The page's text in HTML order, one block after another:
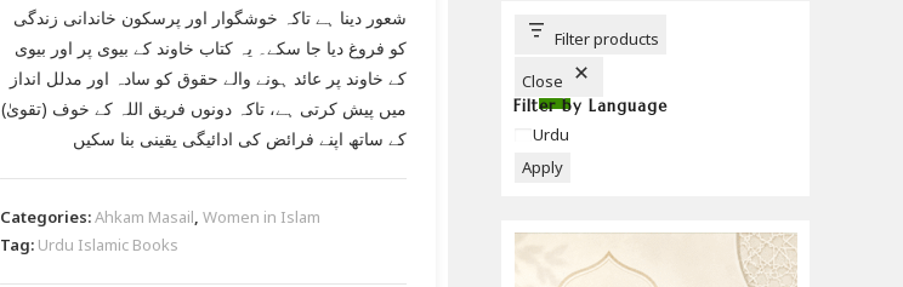
شعور دینا ہے تاکہ خوشگوار اور پرسکون خاندانی زندگی
کو فروغ دیا جا سکے۔ یہ کتاب خاوند کے بیوی پر اور بیوی
کے خاوند پر عائد ہونے والے حقوق کو سادہ اور مدلل انداز
میں پیش کرتی ہے، تاکہ دونوں فریق اللہ کے خوف (تقویٰ)
کے ساتھ اپنے فرائض کی ادائیگی یقینی بنا سکیں
Categories:Ahkam Masail, Women in Islam
Tag: Urdu Islamic Books
T
T
Filter products
Close
Filter by Language
Language
Urdu
Apply